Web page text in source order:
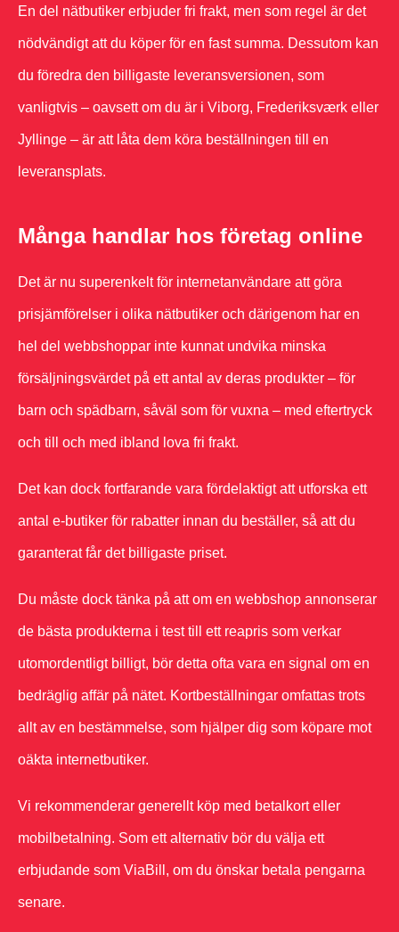
En del nätbutiker erbjuder fri frakt, men som regel är det
nödvändigt att du köper för en fast summa. Dessutom kan
du föredra den billigaste leveransversionen, som
vanligtvis – oavsett om du är i Viborg, Frederiksværk eller
Jyllinge – är att låta dem köra beställningen till en
leveransplats.
Många handlar hos företag online
Det är nu superenkelt för internetanvändare att göra
prisjämförelser i olika nätbutiker och därigenom har en
hel del webbshoppar inte kunnat undvika minska
försäljningsvärdet på ett antal av deras produkter – för
barn och spädbarn, såväl som för vuxna – med eftertryck
och till och med ibland lova fri frakt.
Det kan dock fortfarande vara fördelaktigt att utforska ett
antal e-butiker för rabatter innan du beställer, så att du
garanterat får det billigaste priset.
Du måste dock tänka på att om en webbshop annonserar
de bästa produkterna i test till ett reapris som verkar
utomordentligt billigt, bör detta ofta vara en signal om en
bedräglig affär på nätet. Kortbeställningar omfattas trots
allt av en bestämmelse, som hjälper dig som köpare mot
oäkta internetbutiker.
Vi rekommenderar generellt köp med betalkort eller
mobilbetalning. Som ett alternativ bör du välja ett
erbjudande som ViaBill, om du önskar betala pengarna
senare.